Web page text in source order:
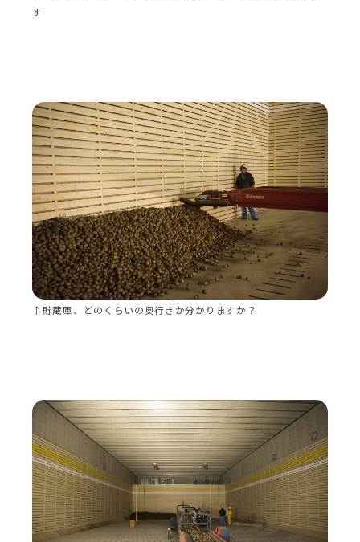
す
↑貯蔵庫、どのくらいの奥行きか分かりますか？